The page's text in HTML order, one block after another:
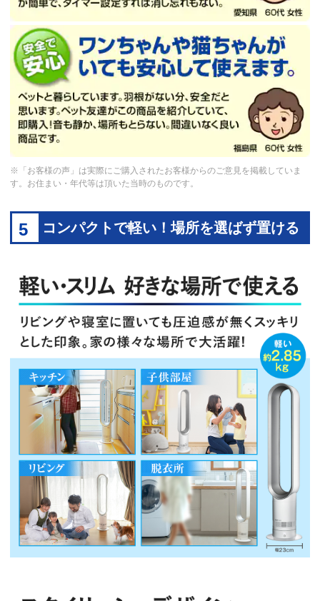
※「お客様の声」は実際にご購入されたお客様からのご意見を掲載していま
す。お住まい・年代等は頂いた当時のものです。
5 コンパクトで軽い！場所を選ばず置ける